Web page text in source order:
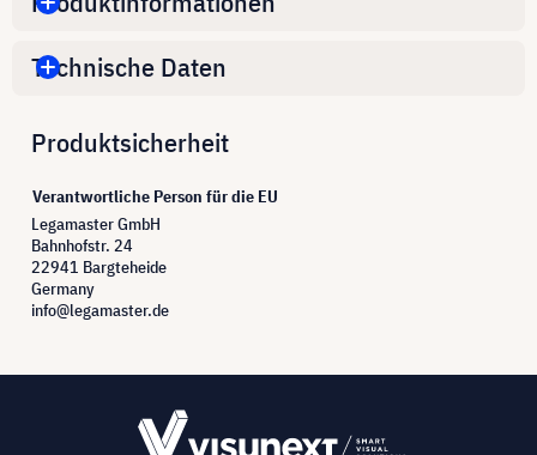
Technische Daten
Produktsicherheit
Verantwortliche Person für die EU
Legamaster GmbH
Bahnhofstr. 24
22941 Bargteheide
Germany
info@legamaster.de